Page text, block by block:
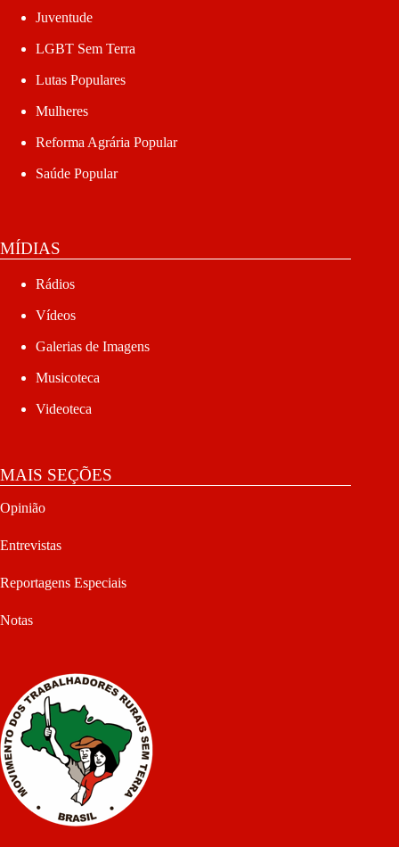
Juventude
LGBT Sem Terra
Lutas Populares
Mulheres
Reforma Agrária Popular
Saúde Popular
MÍDIAS
Rádios
Vídeos
Galerias de Imagens
Musicoteca
Videoteca
MAIS SEÇÕES
Opinião
Entrevistas
Reportagens Especiais
Notas